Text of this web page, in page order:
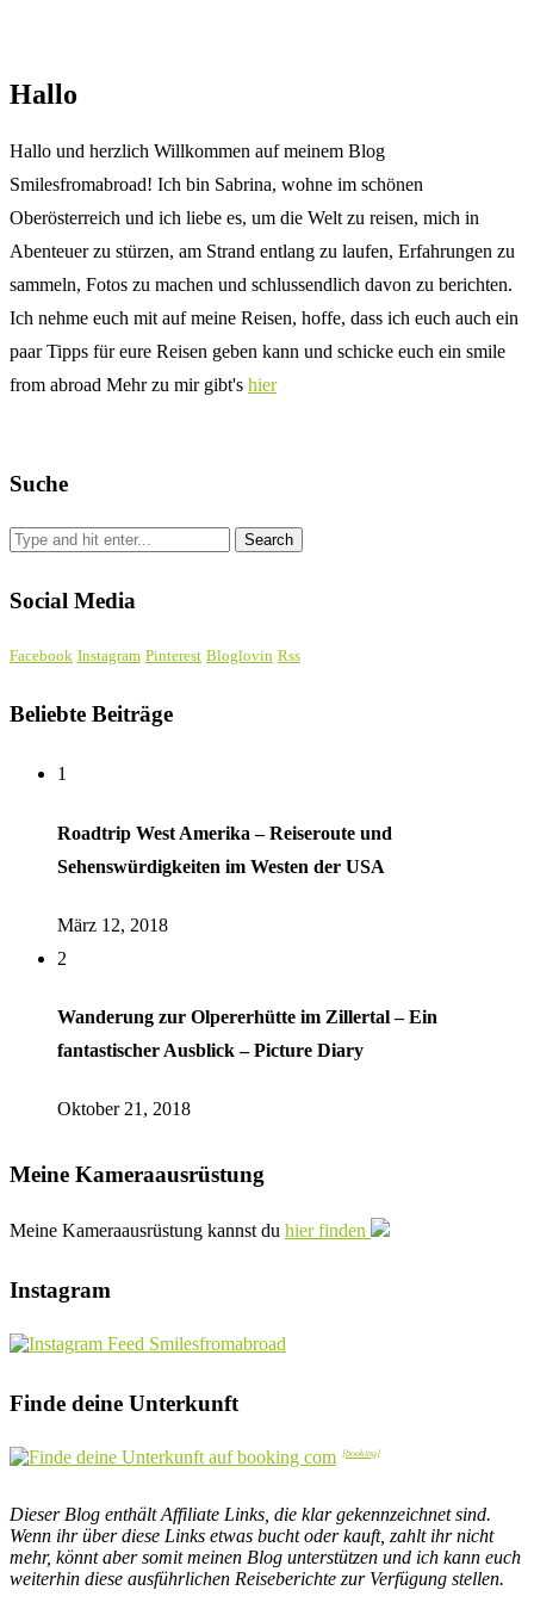
Hallo
Hallo und herzlich Willkommen auf meinem Blog
Smilesfromabroad! Ich bin Sabrina, wohne im schönen
Oberösterreich und ich liebe es, um die Welt zu reisen, mich in
Abenteuer zu stürzen, am Strand entlang zu laufen, Erfahrungen zu
sammeln, Fotos zu machen und schlussendlich davon zu berichten.
Ich nehme euch mit auf meine Reisen, hoffe, dass ich euch auch ein
paar Tipps für eure Reisen geben kann und schicke euch ein smile
from abroad Mehr zu mir gibt's hier
Suche
Social Media
Facebook Instagram Pinterest Bloglovin Rss
Beliebte Beiträge
1
Roadtrip West Amerika – Reiseroute und
Sehenswürdigkeiten im Westen der USA
März 12, 2018
2
Wanderung zur Olpererhütte im Zillertal – Ein
fantastischer Ausblick – Picture Diary
Oktober 21, 2018
Meine Kameraausrüstung
Meine Kameraausrüstung kannst du hier finden
Instagram
Finde deine Unterkunft
Dieser Blog enthält Affiliate Links, die klar gekennzeichnet sind.
Wenn ihr über diese Links etwas bucht oder kauft, zahlt ihr nicht
mehr, könnt aber somit meinen Blog unterstützen und ich kann euch
weiterhin diese ausführlichen Reiseberichte zur Verfügung stellen.